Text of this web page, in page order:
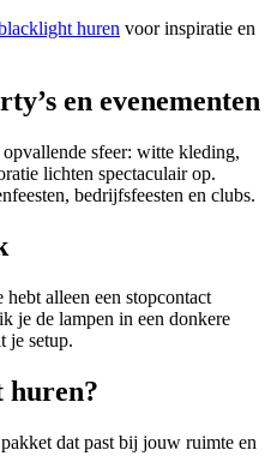
huren voor inspiratie en
en evenementen
sfeer: witte kleding,
lichten spectaculair op.
bedrijfsfeesten en clubs.
alleen een stopcontact
je de lampen in een donkere
je setup.
huren?
dat past bij jouw ruimte en